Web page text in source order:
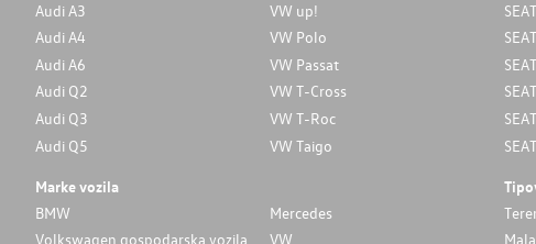
Audi A3
Audi A4
Audi A6
Audi Q2
Audi Q3
Audi Q5
VW up!
VW Polo
VW Passat
VW T-Cross
VW T-Roc
VW Taigo
Marke vozila
BMW
Mercedes
Volkswagen gospodarska vozila
VW